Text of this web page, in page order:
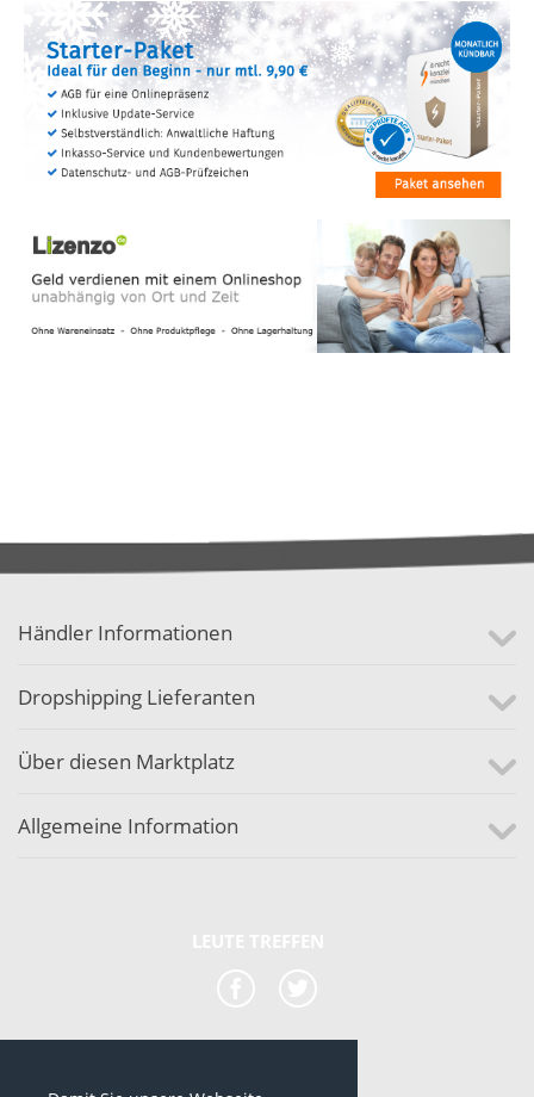
Händler Informationen
Dropshipping Lieferanten
Über diesen Marktplatz
Allgemeine Information